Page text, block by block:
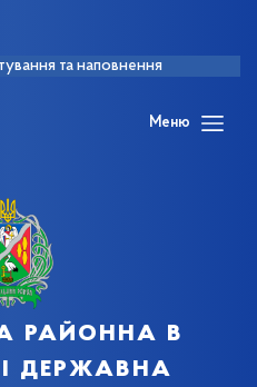
та наповнення
Меню
районна в
державна